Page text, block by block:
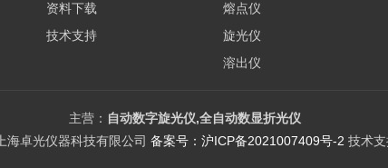
资料下载
技术支持
熔点仪
旋光仪
溶出仪
差示热分析仪
紫外/可见分光光度计
主营： 自动数字旋光仪,全自动数显折光仪
海卓光仪器科技有限公司 备案号：沪ICP备2021007409号-2 技术